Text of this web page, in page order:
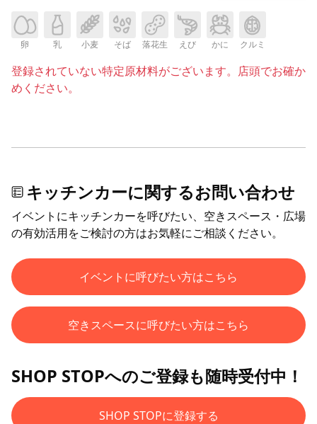
卵 乳 小麦 そば 落花生 えび かに クルミ
登録されていない特定原材料がございます。店頭でお確か
めください。
キッチンカーに関するお問い合わせ
イベントにキッチンカーを呼びたい、空きスペース・広場
の有効活用をご検討の方はお気軽にご相談ください。
イベントに呼びたい方はこちら
空きスペースに呼びたい方はこちら
SHOP STOPへのご登録も随時受付中！
SHOP STOPに登録する